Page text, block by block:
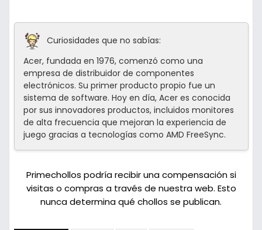
Curiosidades que no sabías:
Acer, fundada en 1976, comenzó como una
empresa de distribuidor de componentes
electrónicos. Su primer producto propio fue un
sistema de software. Hoy en día, Acer es conocida
por sus innovadores productos, incluidos monitores
de alta frecuencia que mejoran la experiencia de
juego gracias a tecnologías como AMD FreeSync.
Primechollos podría recibir una compensación si
visitas o compras a través de nuestra web. Esto
nunca determina qué chollos se publican.